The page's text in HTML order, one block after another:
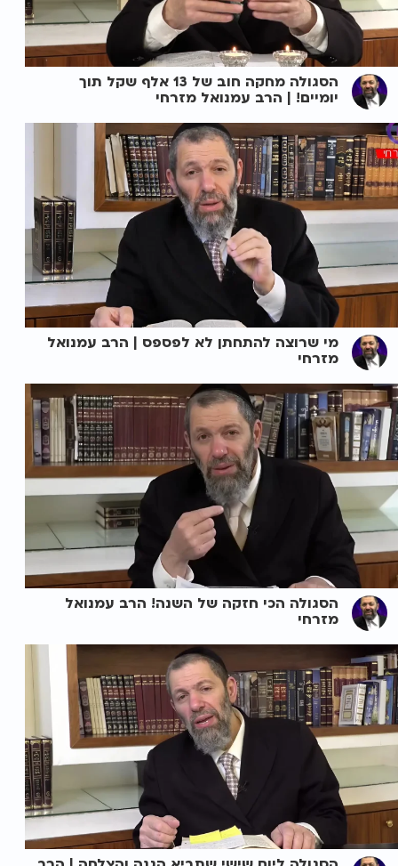
הסגולה מחקה חוב של 13 אלף שקל תוך
יומיים! | הרב עמנואל מזרחי
מי שרוצה להתחתן לא לפספס | הרב עמנואל
מזרחי
הסגולה הכי חזקה של השנה! הרב עמנואל
מזרחי